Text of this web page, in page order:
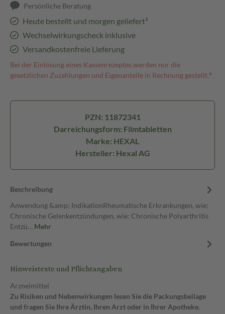
Persönliche Beratung
Heute bestellt und morgen geliefert³
Wechselwirkungscheck inklusive
Versandkostenfreie Lieferung
Bei der Einlösung eines Kassenrezeptes werden nur die
gesetzlichen Zuzahlungen und Eigenanteile in Rechnung gestellt.⁴
PZN: 11872341
Darreichungsform: Filmtabletten
Marke: HEXAL
Hersteller: Hexal AG
Beschreibung
Anwendung &amp; IndikationRheumatische Erkrankungen, wie:
Chronische Gelenkentzündungen, wie: Chronische Polyarthritis
Entzü… Mehr
Bewertungen
Hinweistexte und Pflichtangaben
Arzneimittel
Zu Risiken und Nebenwirkungen lesen Sie die Packungsbeilage
und fragen Sie Ihre Ärztin, Ihren Arzt oder in Ihrer Apotheke.